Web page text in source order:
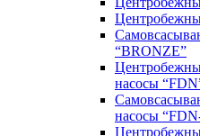
“BRONZE”
насосы
насосы